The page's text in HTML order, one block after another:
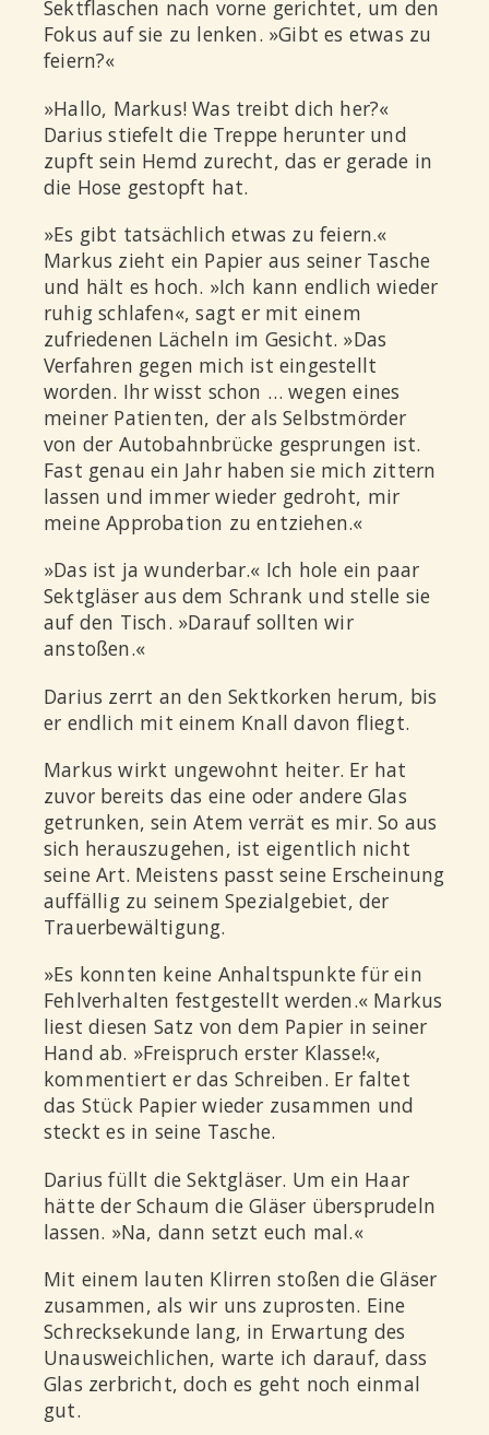
Sektflaschen nach vorne gerichtet, um den
Fokus auf sie zu lenken. »Gibt es etwas zu
feiern?«
»Hallo, Markus! Was treibt dich her?«
Darius stiefelt die Treppe herunter und
zupft sein Hemd zurecht, das er gerade in
die Hose gestopft hat.
»Es gibt tatsächlich etwas zu feiern.«
Markus zieht ein Papier aus seiner Tasche
und hält es hoch. »Ich kann endlich wieder
ruhig schlafen«, sagt er mit einem
zufriedenen Lächeln im Gesicht. »Das
Verfahren gegen mich ist eingestellt
worden. Ihr wisst schon … wegen eines
meiner Patienten, der als Selbstmörder
von der Autobahnbrücke gesprungen ist.
Fast genau ein Jahr haben sie mich zittern
lassen und immer wieder gedroht, mir
meine Approbation zu entziehen.«
»Das ist ja wunderbar.« Ich hole ein paar
Sektgläser aus dem Schrank und stelle sie
auf den Tisch. »Darauf sollten wir
anstoßen.«
Darius zerrt an den Sektkorken herum, bis
er endlich mit einem Knall davon fliegt.
Markus wirkt ungewohnt heiter. Er hat
zuvor bereits das eine oder andere Glas
getrunken, sein Atem verrät es mir. So aus
sich herauszugehen, ist eigentlich nicht
seine Art. Meistens passt seine Erscheinung
auffällig zu seinem Spezialgebiet, der
Trauerbewältigung.
»Es konnten keine Anhaltspunkte für ein
Fehlverhalten festgestellt werden.« Markus
liest diesen Satz von dem Papier in seiner
Hand ab. »Freispruch erster Klasse!«,
kommentiert er das Schreiben. Er faltet
das Stück Papier wieder zusammen und
steckt es in seine Tasche.
Darius füllt die Sektgläser. Um ein Haar
hätte der Schaum die Gläser übersprudeln
lassen. »Na, dann setzt euch mal.«
Mit einem lauten Klirren stoßen die Gläser
zusammen, als wir uns zuprosten. Eine
Schrecksekunde lang, in Erwartung des
Unausweichlichen, warte ich darauf, dass
Glas zerbricht, doch es geht noch einmal
gut.